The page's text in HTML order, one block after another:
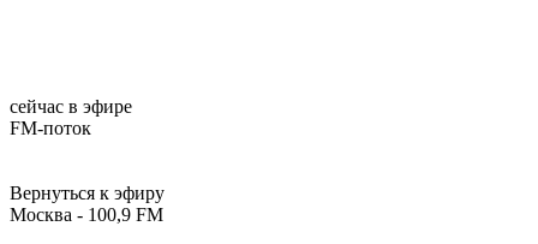
сейчас в эфире
FM-поток
Вернуться к эфиру
Москва - 100,9 FM